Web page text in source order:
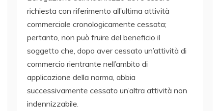
richiesta con riferimento all’ultima attività
commerciale cronologicamente cessata;
pertanto, non può fruire del beneficio il
soggetto che, dopo aver cessato un’attività di
commercio rientrante nell’ambito di
applicazione della norma, abbia
successivamente cessato un’altra attività non
indennizzabile.